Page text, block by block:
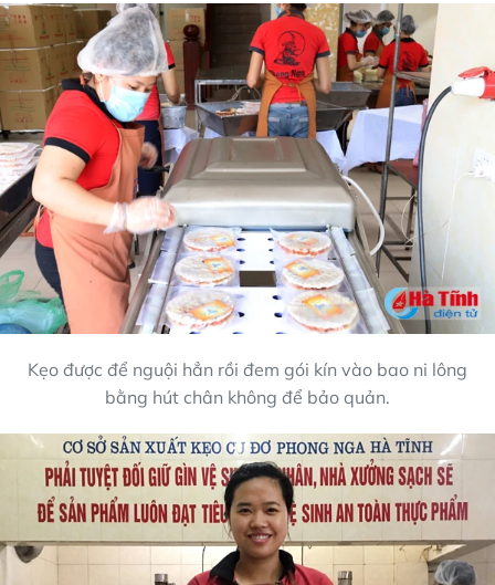
Kẹo được để nguội hẳn rồi đem gói kín vào bao ni lông
bằng hút chân không để bảo quản.